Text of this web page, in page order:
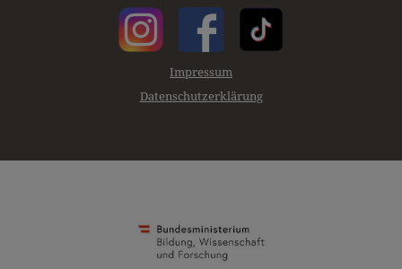
Impressum
Datenschutzerklärung